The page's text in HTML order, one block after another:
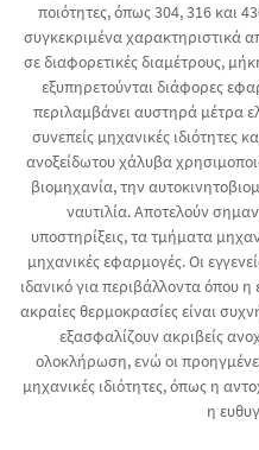
ποιότητες, όπως 304, 316 και
συγκεκριμένα χαρακτηριστικά
σε διαφορετικές διαμέτρους,
εξυπηρετούνται διάφορες
περιλαμβάνει αυστηρά μέτρα
συνεπείς μηχανικές ιδιότητες
ανοξείδωτου χάλυβα
βιομηχανία, την
ναυτιλία. Αποτελούν
υποστηρίξεις, τα τμήματα
μηχανικές εφαρμογές. Οι
ιδανικό για περιβάλλοντα όπου
ακραίες θερμοκρασίες είναι
εξασφαλίζουν ακριβείς
ολοκλήρωση, ενώ οι
μηχανικές ιδιότητες, όπως η
η